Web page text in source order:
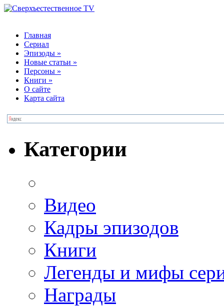
Главная
Сериал
Эпизоды »
Новые статьи »
Персоны »
Книги »
О сайте
Карта сайта
Категории
Видео
Кадры эпизодов
Книги
Легенды и мифы
Награды